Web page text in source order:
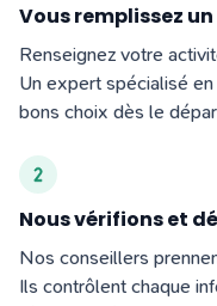
Vous remplissez
Renseignez votre
Un expert spécialisé
bons choix dès le
Nous vérifions et
Nos conseillers
Ils contrôlent chaque